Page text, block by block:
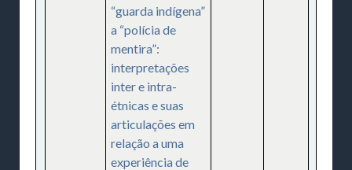
“guarda indígena”
a “polícia de
mentira”:
interpretações
inter e intra-
étnicas e suas
articulações em
relação a uma
experiência de